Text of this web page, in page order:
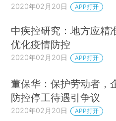
2020年02月20日 APP打开
中疾控研究：地方应精
优化疫情防控
2020年02月20日 APP打开
董保华：保护劳动者，
防控停工待遇引争议
2020年02月20日 APP打开